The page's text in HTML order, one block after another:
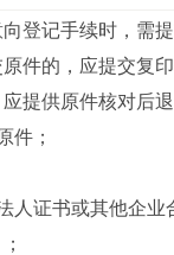
登记手续时，需
件的，应提交复
提供原件核对后退
件；
人证书或其他企